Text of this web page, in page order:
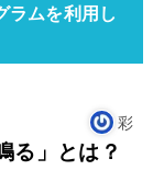
ラムを利用し
彩
る」とは？